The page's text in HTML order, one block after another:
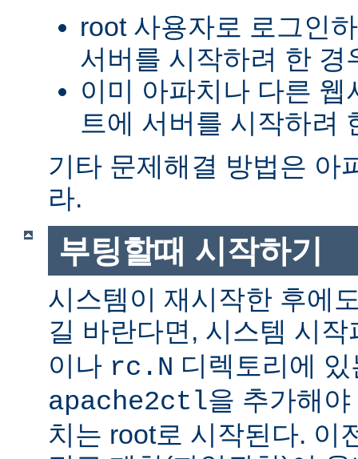
root 사용자로 로그인
서버를 시작하려 한 경
이미 아파치나 다른
트에 서버를 시작하려
기타 문제해결 방법은 아
라.
부팅할때 시작하기
시스템이 재시작한 후에
길 바란다면, 시스템 시
이나 rc.N 디렉토리에
apache2ctl을 추가해
치는 root로 시작된다. 이